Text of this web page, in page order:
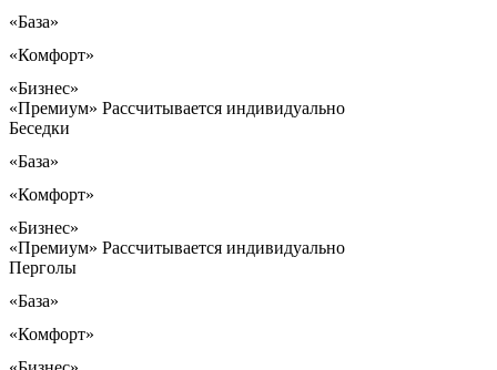
«База»
«Комфорт»
«Бизнес»
«Премиум» Рассчитывается индивидуально
Беседки
«База»
«Комфорт»
«Бизнес»
«Премиум» Рассчитывается индивидуально
Перголы
«База»
«Комфорт»